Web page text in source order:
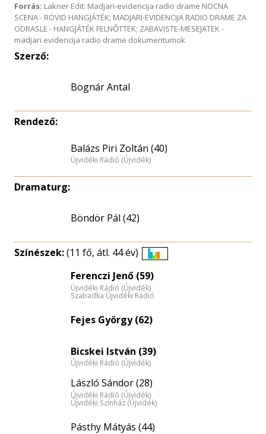
Forrás: Lakner Edit: Madjari-evidencija radio drame NOCNA
SCENA - RÖVID HANGJÁTÉK; MADJARI-EVIDENCIJA RADIO DRAME ZA
ODRASLE - HANGJÁTÉK FELNŐTTEK; ZABAVISTE-MESEJATEK -
madjari evidencija radio drame dokumentumok
Szerző:
Bognár Antal
Rendező:
Balázs Piri Zoltán (40)
Újvidéki Rádió (Újvidék)
Dramaturg:
Böndör Pál (42)
Színészek:(11 fő, átl. 44 év)
Ferenczi Jenő (59)
Újvidéki Rádió (Újvidék)
Szabadka Újvidéki Rádió
Fejes György (62)
Bicskei István (39)
Újvidéki Rádió (Újvidék)
László Sándor (28)
Újvidéki Rádió (Újvidék)
Újvidéki Színház (Újvidék)
Pásthy Mátyás (44)